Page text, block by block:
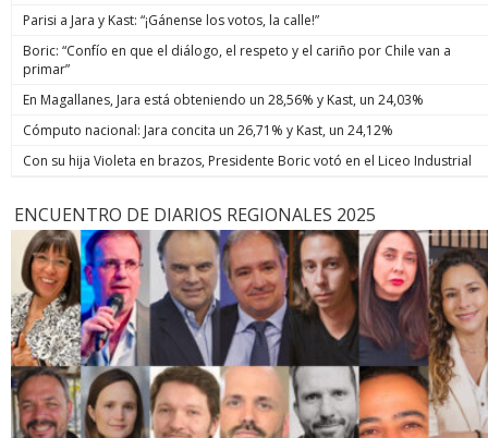
Parisi a Jara y Kast: “¡Gánense los votos, la calle!”
Boric: “Confío en que el diálogo, el respeto y el cariño por Chile van a
primar”
En Magallanes, Jara está obteniendo un 28,56% y Kast, un 24,03%
Cómputo nacional: Jara concita un 26,71% y Kast, un 24,12%
Con su hija Violeta en brazos, Presidente Boric votó en el Liceo Industrial
ENCUENTRO DE DIARIOS REGIONALES 2025